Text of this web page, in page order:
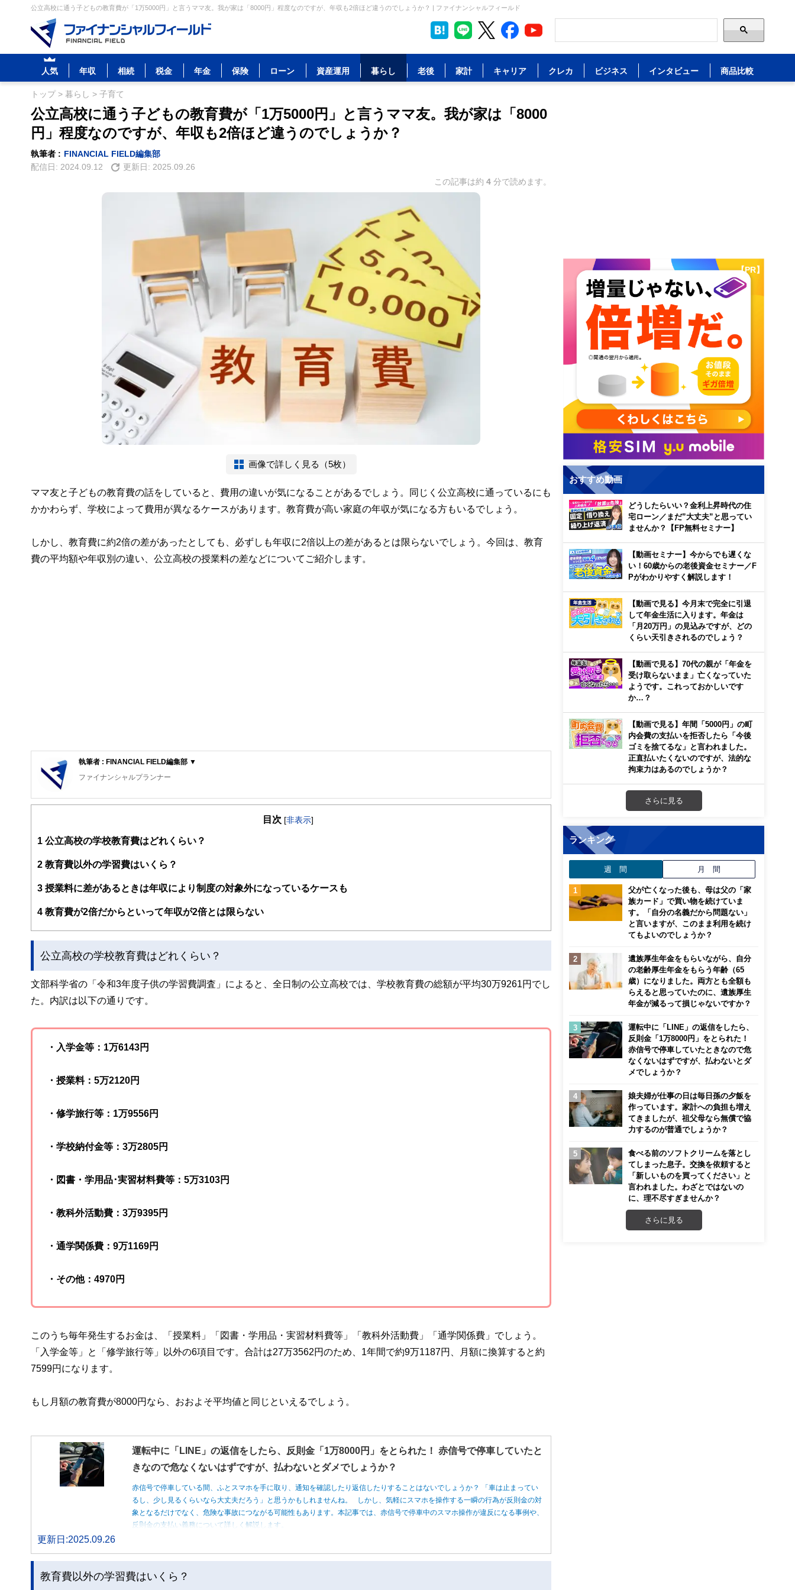
公立高校に通う子どもの教育費が「1万5000円」と言うママ友。我が家は「8000円」程度なのですが、年収も2倍ほど違うのでしょうか？ | ファイナンシャルフィールド
人気 年収 相続 税金 年金 保険 ローン 資産運用 暮らし 老後 家計 キャリア クレカ ビジネス インタビュー 商品比較
トップ> 暮らし > 子育て
公立高校に通う子どもの教育費が「1万5000円」と言うママ友。我が家は「8000
円」程度なのですが、年収も2倍ほど違うのでしょうか？
執筆者 : FINANCIAL FIELD編集部
配信日: 2024.09.12 更新日: 2025.09.26
この記事は約 4 分で読めます。
画像で詳しく見る（5枚）
ママ友と子どもの教育費の話をしていると、費用の違いが気になることがあるでしょう。同じく公立高校に通っているにも
かかわらず、学校によって費用が異なるケースがあります。教育費が高い家庭の年収が気になる方もいるでしょう。
しかし、教育費に約2倍の差があったとしても、必ずしも年収に2倍以上の差があるとは限らないでしょう。今回は、教育
費の平均額や年収別の違い、公立高校の授業料の差などについてご紹介します。
執筆者 : FINANCIAL FIELD編集部 ▼
ファイナンシャルプランナー
FinancialField編集部は、金融、経済に関する記事を、日々の暮らしにどのような影響を与えるかという視点で、お金の知識がない方でも理解でき
案から記事掲載まですべての工程に関わることで、読者目線のコンテンツを追求しています。
FinancialFieldの特徴は、ファイナンシャルプランナー、弁護士、税理士、宅地建物取引士、相続診断士、住宅ローンアドバイザー、DCプランナ
ー、公認会計士、社会保険労務士、行政書士、投資アナリスト、キャリアコンサルタントなど150名以上の有資格者を執筆者・監修者として迎
と、読み応えのあるコンテンツと確かな情報発信を実現しています。
私たちは、快適でより良い生活のアイデアを提供するお金のコンシェルジュを目指します。
目次 [非表示]
1 公立高校の学校教育費はどれくらい？
2 教育費以外の学習費はいくら？
3 授業料に差があるときは年収により制度の対象外になっているケースも
4 教育費が2倍だからといって年収が2倍とは限らない
公立高校の学校教育費はどれくらい？
文部科学省の「令和3年度子供の学習費調査」によると、全日制の公立高校では、学校教育費の総額が平均30万9261円でし
た。内訳は以下の通りです。
・入学金等：1万6143円
・授業料：5万2120円
・修学旅行等：1万9556円
・学校納付金等：3万2805円
・図書・学用品･実習材料費等：5万3103円
・教科外活動費：3万9395円
・通学関係費：9万1169円
・その他：4970円
このうち毎年発生するお金は、「授業料」「図書・学用品・実習材料費等」「教科外活動費」「通学関係費」でしょう。
「入学金等」と「修学旅行等」以外の6項目です。合計は27万3562円のため、1年間で約9万1187円、月額に換算すると約
7599円になります。
もし月額の教育費が8000円なら、おおよそ平均値と同じといえるでしょう。
運転中に「LINE」の返信をしたら、反則金「1万8000円」をとられた！ 赤信号で停車していたと
きなので危なくないはずですが、払わないとダメでしょうか？
赤信号で停車している間、ふとスマホを手に取り、通知を確認したり返信したりすることはないでしょうか？ 「車は止まってい
るし、少し見るくらいなら大丈夫だろう」と思うかもしれませんね。 しかし、気軽にスマホを操作する一瞬の行為が反則金の対
象となるだけでなく、危険な事故につながる可能性もあります。本記事では、赤信号で停車中のスマホ操作が違反になる事例や、
反則金の支払い義務について詳しく解説します。
更新日:2025.09.26
教育費以外の学習費はいくら？
【PR】
おすすめ動画
どうしたらいい？金利上昇時代の住
宅ローン／まだ”大丈夫”と思ってい
ませんか？【FP無料セミナー】
【動画セミナー】今からでも遅くな
い！60歳からの老後資金セミナー／F
Pがわかりやすく解説します！
【動画で見る】今月末で完全に引退
して年金生活に入ります。年金は
「月20万円」の見込みですが、どの
くらい天引きされるのでしょう？
【動画で見る】70代の親が「年金を
受け取らないまま」亡くなっていた
ようです。これっておかしいです
か…？
【動画で見る】年間「5000円」の町
内会費の支払いを拒否したら「今後
ゴミを捨てるな」と言われました。
正直払いたくないのですが、法的な
拘束力はあるのでしょうか？
さらに見る
ランキング
週 間 月 間
父が亡くなった後も、母は父の「家
族カード」で買い物を続けていま
す。「自分の名義だから問題ない」
と言いますが、このまま利用を続け
てもよいのでしょうか？
遺族厚生年金をもらいながら、自分
の老齢厚生年金をもらう年齢（65
歳）になりました。両方とも全額も
らえると思っていたのに、遺族厚生
年金が減るって損じゃないですか？
運転中に「LINE」の返信をしたら、
反則金「1万8000円」をとられた！
赤信号で停車していたときなので危
なくないはずですが、払わないとダ
メでしょうか？
娘夫婦が仕事の日は毎日孫の夕飯を
作っています。家計への負担も増え
てきましたが、祖父母なら無償で協
力するのが普通でしょうか？
食べる前のソフトクリームを落とし
てしまった息子。交換を依頼すると
「新しいものを買ってください」と
言われました。わざとではないの
に、理不尽すぎませんか？
さらに見る